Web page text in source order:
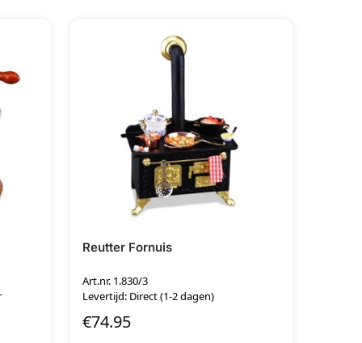
Reutter Fornuis
Art.nr. 1.830/3
Levertijd: Direct (1-2 dagen)
€74.95